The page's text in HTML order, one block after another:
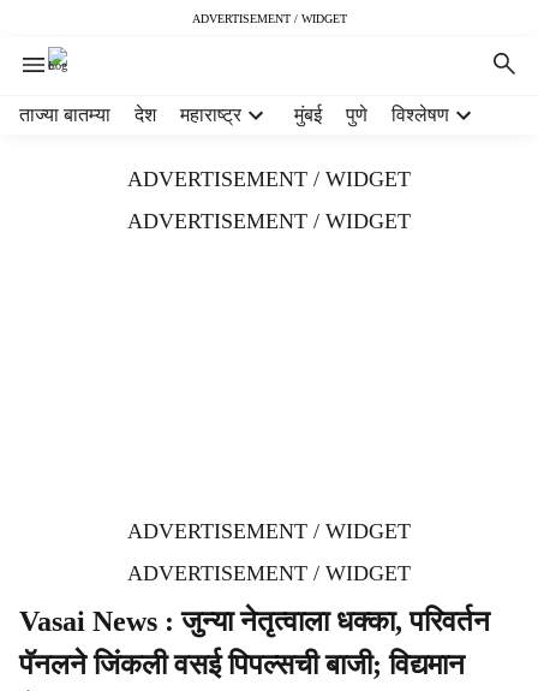
ADVERTISEMENT / WIDGET
ताज्या बातम्या देश महाराष्ट्र मुंबई पुणे विश्लेषण
ADVERTISEMENT / WIDGET
ADVERTISEMENT / WIDGET
ADVERTISEMENT / WIDGET
ADVERTISEMENT / WIDGET
Vasai News : जुन्या नेतृत्वाला धक्का, परिवर्तन
पॅनलने जिंकली वसई पिपल्सची बाजी; विद्यमान